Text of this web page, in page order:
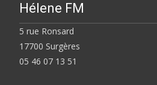
Hélene FM
5 rue Ronsard
17700 Surgères
05 46 07 13 51